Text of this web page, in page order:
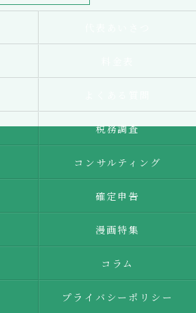
税務調査
コンサルティング
確定申告
漫画特集
コラム
プライバシーポリシー